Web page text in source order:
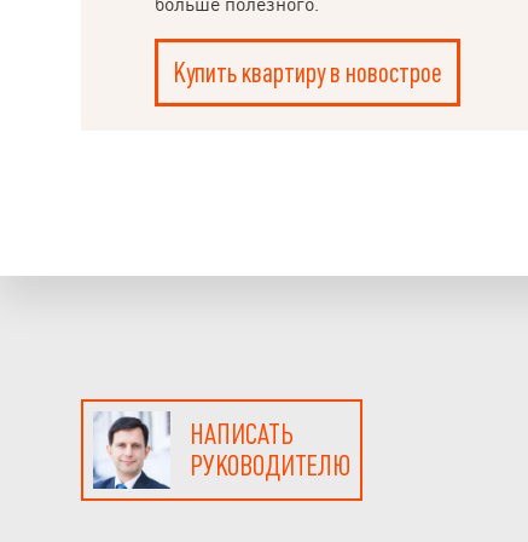
больше полезного.
Купить квартиру в новострое
НАПИСАТЬ
РУКОВОДИТЕЛЮ